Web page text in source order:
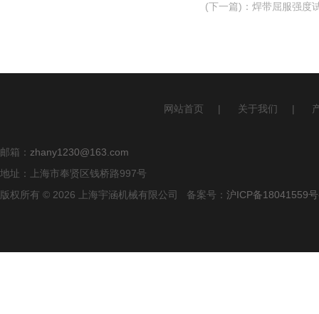
(下一篇) ： 焊带屈服强度
网站首页 | 关于我们 |
邮箱： zhany1230@163.com
地址：上海市奉贤区钱桥路997号
版权所有 © 2026 上海宇涵机械有限公司 备案号： 沪ICP备18041559